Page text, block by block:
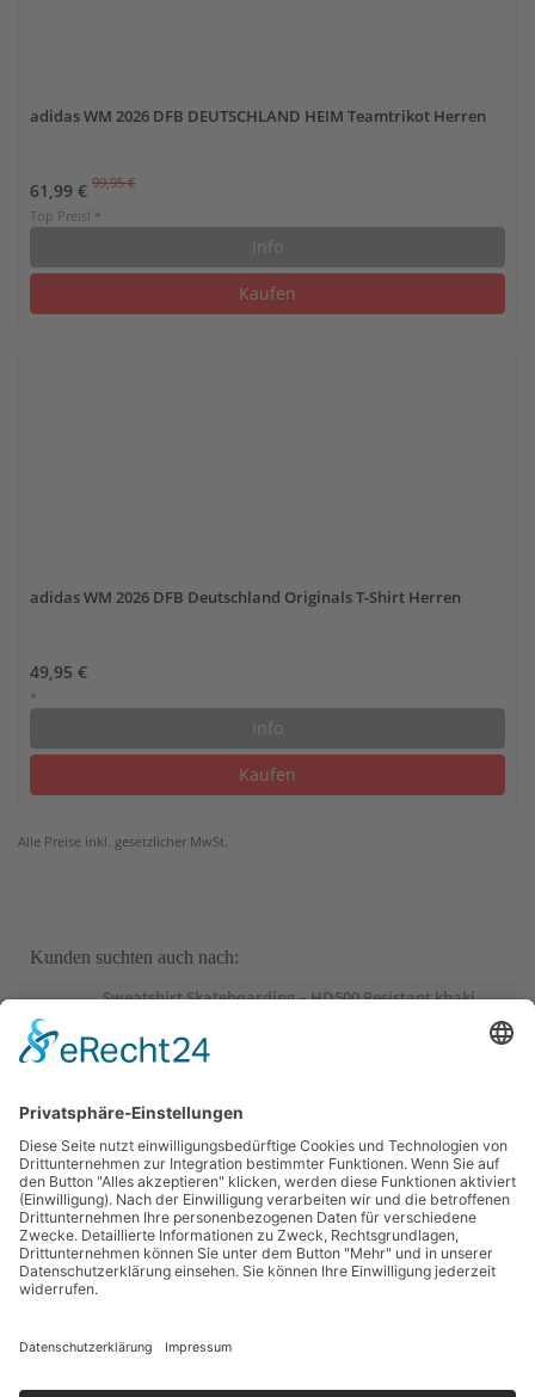
adidas WM 2026 DFB DEUTSCHLAND HEIM Teamtrikot Herren
61,99 € 99,95 €
Top Preis! *
Info
Kaufen
adidas WM 2026 DFB Deutschland Originals T-Shirt Herren
49,95 €
*
Info
Kaufen
Alle Preise inkl. gesetzlicher MwSt.
Kunden suchten auch nach:
Sweatshirt Skateboarding – HD500 Resistant khaki
Judoanzug 100 Kinder
Sport-Thieme Mini-Basketball „Playground“, Blau
Sportime Kickertisch „Connect & Play“ Stadion Edition,
Blau-Weiß